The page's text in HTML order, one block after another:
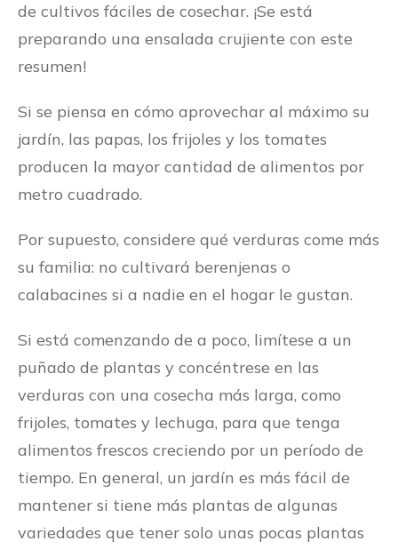
de cultivos fáciles de cosechar. ¡Se está
preparando una ensalada crujiente con este
resumen!
Si se piensa en cómo aprovechar al máximo su
jardín, las papas, los frijoles y los tomates
producen la mayor cantidad de alimentos por
metro cuadrado.
Por supuesto, considere qué verduras come más
su familia: no cultivará berenjenas o
calabacines si a nadie en el hogar le gustan.
Si está comenzando de a poco, limítese a un
puñado de plantas y concéntrese en las
verduras con una cosecha más larga, como
frijoles, tomates y lechuga, para que tenga
alimentos frescos creciendo por un período de
tiempo. En general, un jardín es más fácil de
mantener si tiene más plantas de algunas
variedades que tener solo unas pocas plantas